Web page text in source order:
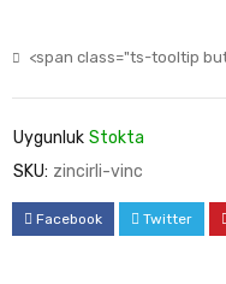
<span class="ts-tooltip
Uygunluk Stokta
SKU: zincirli-vinc
Facebook Twitter